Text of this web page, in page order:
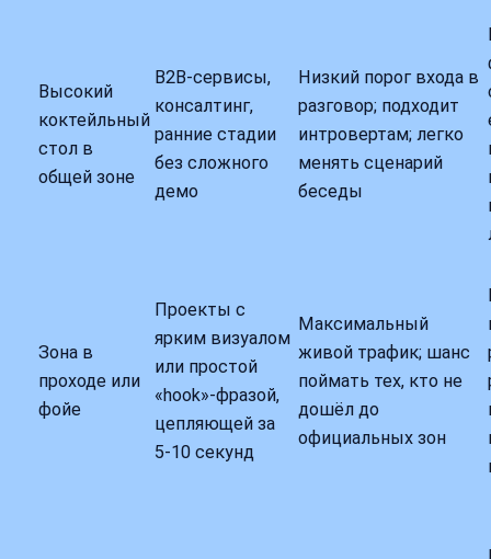
Высокий
коктейльный
стол в
общей зоне
B2B-сервисы,
консалтинг,
ранние стадии
без сложного
демо
Низкий порог входа в
разговор; подходит
интровертам; легко
менять сценарий
беседы
Зона в
проходе или
фойе
Проекты с
ярким визуалом
или простой
«hook»-фразой,
цепляющей за
5-10 секунд
Максимальный
живой трафик; шанс
поймать тех, кто не
дошёл до
официальных зон